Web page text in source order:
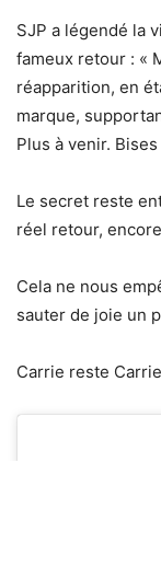
SJP a légendé la
fameux retour : «
réapparition, en
marque,
Plus à venir. Bises
Le secret reste
réel retour,
Cela ne nous
sauter de joie un
Carrie reste